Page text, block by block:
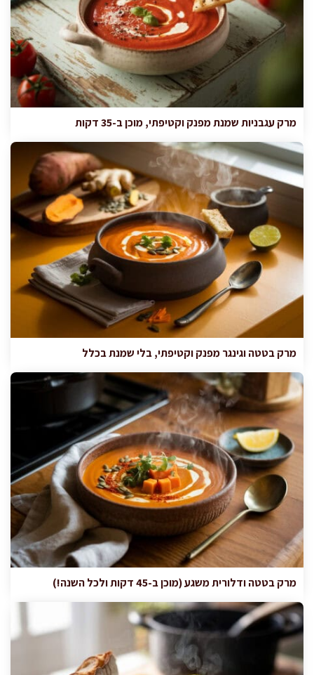
מרק עגבניות שמנת מפנק וקטיפתי, מוכן ב-35 דקות
מרק בטטה וגינגר מפנק וקטיפתי, בלי שמנת בכלל
מרק בטטה ודלורית משגע (מוכן ב-45 דקות ולכל השנה!)